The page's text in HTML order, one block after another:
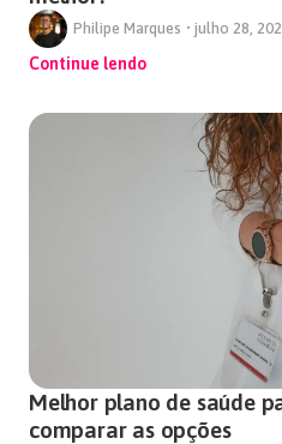
Philipe Marques • julho 28,
Continue lendo
Melhor plano de saúde
comparar as opções